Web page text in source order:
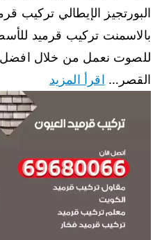
البورتجيز الإيطالي تركيب
بالاسمنت تركيب قرميد
للصوت نعمل من خلال افضل
القصر… اقرأ المزيد